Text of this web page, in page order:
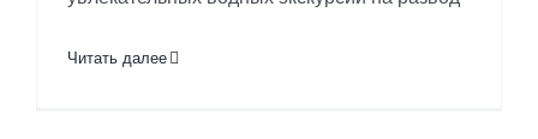
Читать далее